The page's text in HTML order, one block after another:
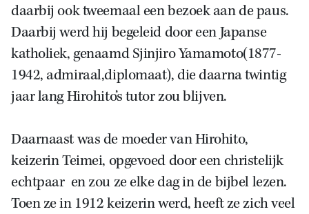
daarbij ook tweemaal een bezoek aan de paus.
Daarbij werd hij begeleid door een Japanse
katholiek, genaamd Sjinjiro Yamamoto(1877-
1942, admiraal,diplomaat), die daarna twintig
jaar lang Hirohito’s tutor zou blijven.
Daarnaast was de moeder van Hirohito,
keizerin Teimei, opgevoed door een christelijk
echtpaar en zou ze elke dag in de bijbel lezen.
Toen ze in 1912 keizerin werd, heeft ze zich veel